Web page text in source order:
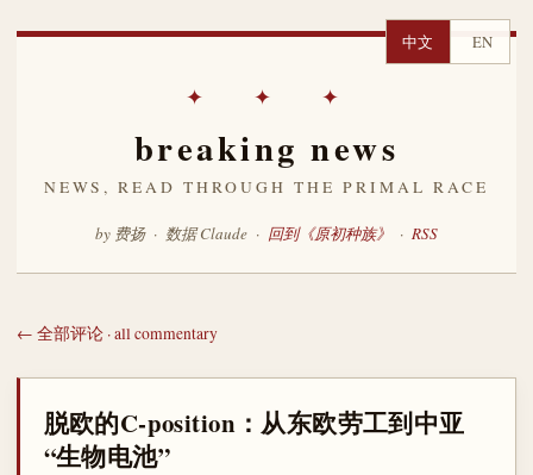
中文 EN
✦ ✦ ✦
breaking news
NEWS, READ THROUGH THE PRIMAL RACE
by 费扬 · 数据 Claude · 回到《原初种族》 · RSS
← 全部评论 · all commentary
脱欧的C-position：从东欧劳工到中亚
“生物电池”